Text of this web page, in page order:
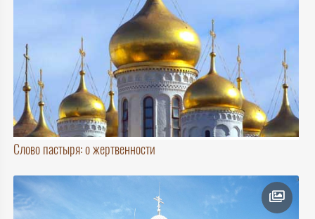
Слово пастыря: о жертвенности